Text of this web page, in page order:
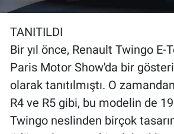
TANITILDI
Bir yıl önce, Renault Twingo E-
Paris Motor Show'da bir
olarak tanıtılmıştı. O
R4 ve R5 gibi, bu modelin de
Twingo neslinden birçok